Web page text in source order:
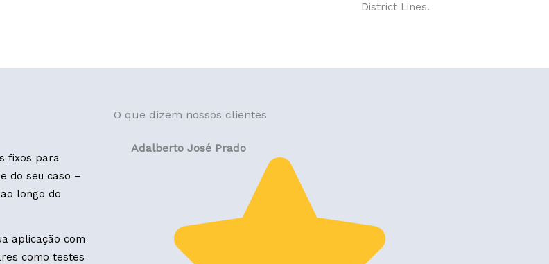
District Lines.
fixos para
do seu caso –
longo do
aplicação com
como testes
O que dizem nossos clientes
Adalberto José Prado